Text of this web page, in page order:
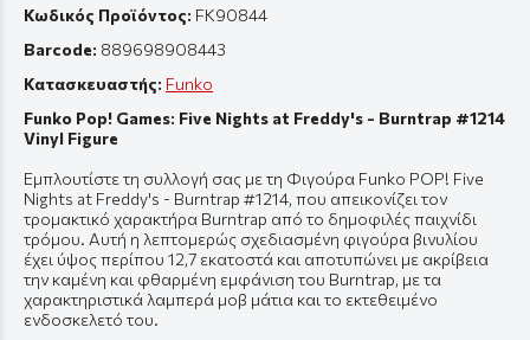
Κωδικός Προϊόντος: FK90844
Barcode: 889698908443
Κατασκευαστής: Funko
Funko Pop! Games: Five Nights at Freddy's - Burntrap #1214
Vinyl Figure
Εμπλουτίστε τη συλλογή σας με τη Φιγούρα Funko POP! Five
Nights at Freddy's - Burntrap #1214, που απεικονίζει τον
τρομακτικό χαρακτήρα Burntrap από το δημοφιλές παιχνίδι
τρόμου. Αυτή η λεπτομερώς σχεδιασμένη φιγούρα βινυλίου
έχει ύψος περίπου 12,7 εκατοστά και αποτυπώνει με ακρίβεια
την καμένη και φθαρμένη εμφάνιση του Burntrap, με τα
χαρακτηριστικά λαμπερά μοβ μάτια και το εκτεθειμένο
ενδοσκελετό του.